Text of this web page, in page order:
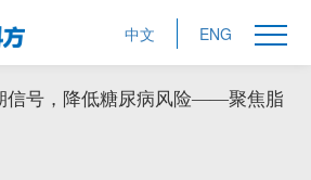
中文 ENG
信号，降低糖尿病风险——聚焦脂